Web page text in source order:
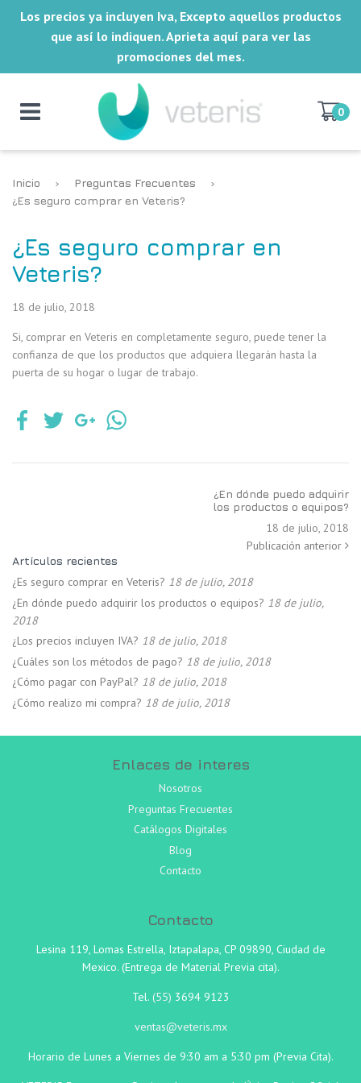
Los precios ya incluyen Iva, Excepto aquellos productos
que así lo indiquen. Aprieta aquí para ver las
promociones del mes.
0
Inicio › Preguntas Frecuentes
›
¿Es seguro comprar en Veteris?
¿Es seguro comprar en
Veteris?
18 de julio, 2018
Si, comprar en Veteris en completamente seguro, puede tener la
confianza de que los productos que adquiera llegarán hasta la
puerta de su hogar o lugar de trabajo.
¿En dónde puedo adquirir
los productos o equipos?
18 de julio, 2018
Publicación anterior
Artículos recientes
¿Es seguro comprar en Veteris? 18 de julio, 2018
¿En dónde puedo adquirir los productos o equipos? 18 de julio,
2018
¿Los precios incluyen IVA? 18 de julio, 2018
¿Cuáles son los métodos de pago? 18 de julio, 2018
¿Cómo pagar con PayPal? 18 de julio, 2018
¿Cómo realizo mi compra? 18 de julio, 2018
Enlaces de interes
Nosotros
Preguntas Frecuentes
Catálogos Digitales
Blog
Contacto
Contacto
Lesina 119, Lomas Estrella, Iztapalapa, CP 09890, Ciudad de
Mexico. (Entrega de Material Previa cita).
Tel. (55) 3694 9123
ventas@veteris.mx
Horario de Lunes a Viernes de 9:30 am a 5:30 pm (Previa Cita).